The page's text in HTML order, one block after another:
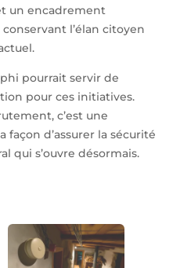
un encadrement
l’élan citoyen
pourrait servir de
pour ces initiatives.
c’est une
façon d’assurer la sécurité
qui s’ouvre désormais.